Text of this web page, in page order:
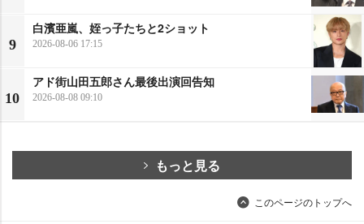
9
白濱亜嵐、姪っ子たちと2ショット
2026-08-06 17:15
10
アド街山田五郎さん最後出演回告知
2026-08-08 09:10
もっと見る
このページのトップへ